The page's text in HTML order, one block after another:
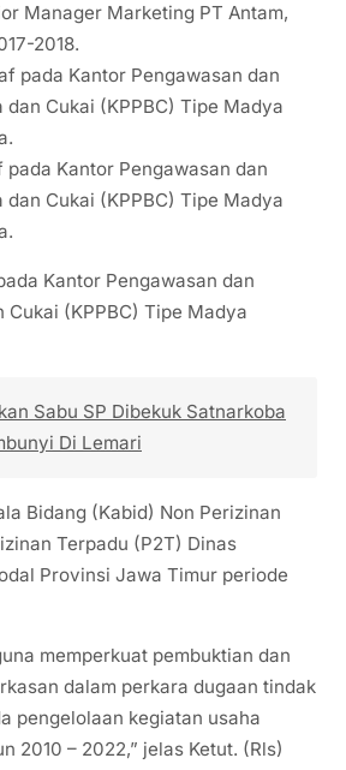
Manager Marketing PT Antam,
2018.
pada Kantor Pengawasan dan
dan Cukai (KPPBC) Tipe Madya
pada Kantor Pengawasan dan
dan Cukai (KPPBC) Tipe Madya
Kantor Pengawasan dan
Cukai (KPPBC) Tipe Madya
Sabu SP Dibekuk Satnarkoba
Di Lemari
Bidang (Kabid) Non Perizinan
Terpadu (P2T) Dinas
Provinsi Jawa Timur periode
memperkuat pembuktian dan
dalam perkara dugaan tindak
pengelolaan kegiatan usaha
2010 – 2022,” jelas Ketut. (Rls)